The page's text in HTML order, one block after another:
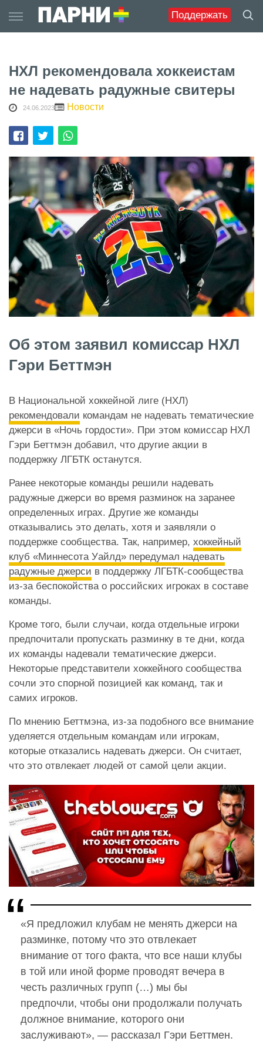
Поддержать
to
content
НХЛ рекомендовала хоккеистам
не надевать радужные свитеры
24.06.2023 Новости
Об этом заявил комиссар НХЛ
Гэри Беттмэн
В Национальной хоккейной лиге (НХЛ)
рекомендовали командам не надевать тематические
джерси в «Ночь гордости». При этом комиссар НХЛ
Гэри Беттмэн добавил, что другие акции в
поддержку ЛГБТК останутся.
Ранее некоторые команды решили надевать
радужные джерси во время разминок на заранее
определенных играх. Другие же команды
отказывались это делать, хотя и заявляли о
поддержке сообщества. Так, например, хоккейный
клуб «Миннесота Уайлд» передумал надевать
радужные джерси в поддержку ЛГБТК-сообщества
из-за беспокойства о российских игроках в составе
команды.
Кроме того, были случаи, когда отдельные игроки
предпочитали пропускать разминку в те дни, когда
их команды надевали тематические джерси.
Некоторые представители хоккейного сообщества
сочли это спорной позицией как команд, так и
самих игроков.
По мнению Беттмэна, из-за подобного все внимание
уделяется отдельным командам или игрокам,
которые отказались надевать джерси. Он считает,
что это отвлекает людей от самой цели акции.
«Я предложил клубам не менять джерси на
разминке, потому что это отвлекает
внимание от того факта, что все наши клубы
в той или иной форме проводят вечера в
честь различных групп (…) мы бы
предпочли, чтобы они продолжали получать
должное внимание, которого они
заслуживают», — рассказал Гэри Беттмен.